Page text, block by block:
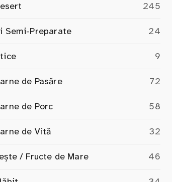
245
Semi-Preparate 24
9
de Pasăre 72
de Porc 58
de Vită 32
/ Fructe de Mare 46